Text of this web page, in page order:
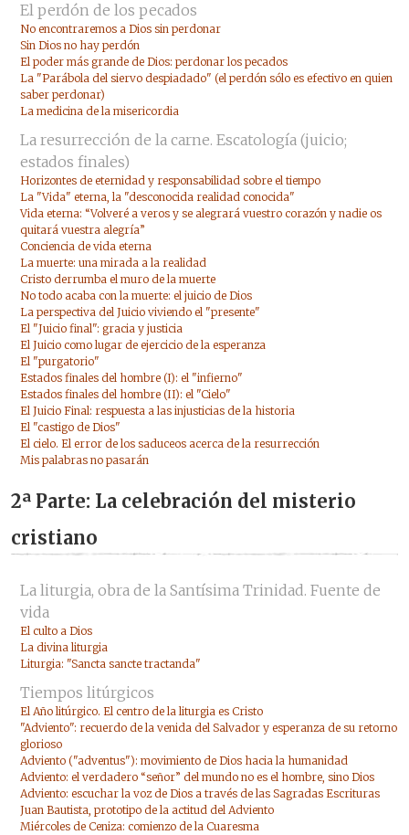
El perdón de los pecados
No encontraremos a Dios sin perdonar
Sin Dios no hay perdón
El poder más grande de Dios: perdonar los pecados
La "Parábola del siervo despiadado" (el perdón sólo es efectivo en quien
saber perdonar)
La medicina de la misericordia
La resurrección de la carne. Escatología (juicio;
estados finales)
Horizontes de eternidad y responsabilidad sobre el tiempo
La "Vida" eterna, la "desconocida realidad conocida"
Vida eterna: “Volveré a veros y se alegrará vuestro corazón y nadie os
quitará vuestra alegría”
Conciencia de vida eterna
La muerte: una mirada a la realidad
Cristo derrumba el muro de la muerte
No todo acaba con la muerte: el juicio de Dios
La perspectiva del Juicio viviendo el "presente"
El "Juicio final": gracia y justicia
El Juicio como lugar de ejercicio de la esperanza
El "purgatorio"
Estados finales del hombre (I): el "infierno"
Estados finales del hombre (II): el "Cielo"
El Juicio Final: respuesta a las injusticias de la historia
El "castigo de Dios"
El cielo. El error de los saduceos acerca de la resurrección
Mis palabras no pasarán
2ª Parte: La celebración del misterio
cristiano
La liturgia, obra de la Santísima Trinidad. Fuente de
vida
El culto a Dios
La divina liturgia
Liturgia: "Sancta sancte tractanda"
Tiempos litúrgicos
El Año litúrgico. El centro de la liturgia es Cristo
"Adviento": recuerdo de la venida del Salvador y esperanza de su retorno
glorioso
Adviento ("adventus"): movimiento de Dios hacia la humanidad
Adviento: el verdadero “señor” del mundo no es el hombre, sino Dios
Adviento: escuchar la voz de Dios a través de las Sagradas Escrituras
Juan Bautista, prototipo de la actitud del Adviento
Miércoles de Ceniza: comienzo de la Cuaresma